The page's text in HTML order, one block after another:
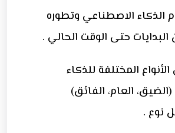
الاصطناعي وتطوره
البدايات حتى الوقت الحالي .
المختلفة للذكاء
العام، الفائق)
نوع .